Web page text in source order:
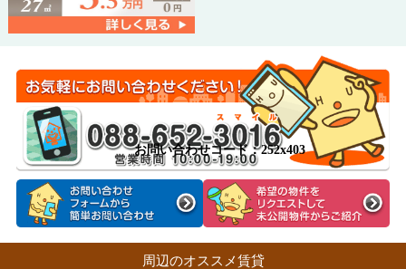
お問い合わせコード：252x403
周辺のオススメ賃貸